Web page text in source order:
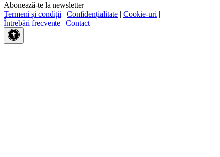
Abonează-te la newsletter
Termeni și condiții | Confidențialitate | Cookie-uri |
Întrebări frecvente | Contact